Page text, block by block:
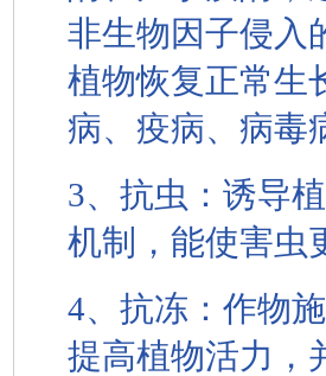
非生物因子侵入
植物恢复正常生
病、疫病、病毒
3、抗虫：诱导
机制，能使害虫
4、抗冻：作物
提高植物活力，